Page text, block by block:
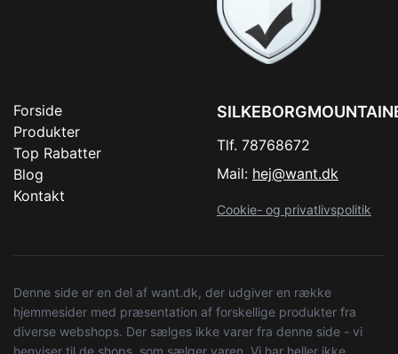
Forside
Produkter
Top Rabatter
Blog
Kontakt
Tlf. 78768672
Mail: hej@want.dk
Cookie- og privatlivspolitik
Denne side er en del af want.dk, der udgiver en række
hjemmesider med præsentation af forskellige produkter fra
diverse webshops. Der sælges ikke varer fra denne side - vi
henviser til de shops, som sælger varen. Vi har heller ikke